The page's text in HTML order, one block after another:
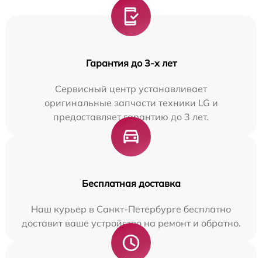
Гарантия до 3-х лет
Сервисный центр устанавливает
оригинальные запчасти техники LG и
предоставляет гарантию до 3 лет.
Бесплатная доставка
Наш курьер в Санкт-Петербурге бесплатно
доставит ваше устройство на ремонт и обратно.